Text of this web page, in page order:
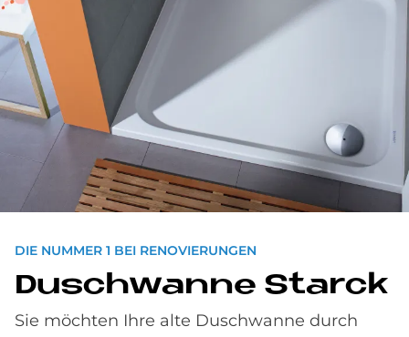
DIE NUMMER 1 BEI RENOVIERUNGEN
Dusch­wan­ne Star­ck
Sie möchten Ihre alte Duschwanne durch